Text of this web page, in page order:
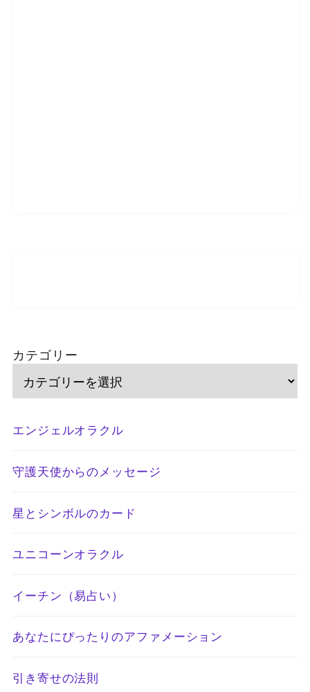
カテゴリー
エンジェルオラクル
守護天使からのメッセージ
星とシンボルのカード
ユニコーンオラクル
イーチン（易占い）
あなたにぴったりのアファメーション
引き寄せの法則